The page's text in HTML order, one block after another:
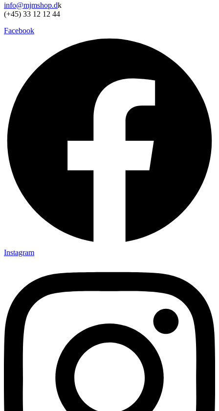
på
varesiden
info@mjmshop.dk
(+45) 33 12 12 44
Facebook
Instagram